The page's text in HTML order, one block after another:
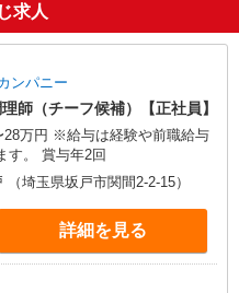
求人
ンパニー
師（チーフ候補）【正社員】
験や前職給与
す。 賞与年2回
（埼玉県坂戸市関間2-2-15）
詳細を見る